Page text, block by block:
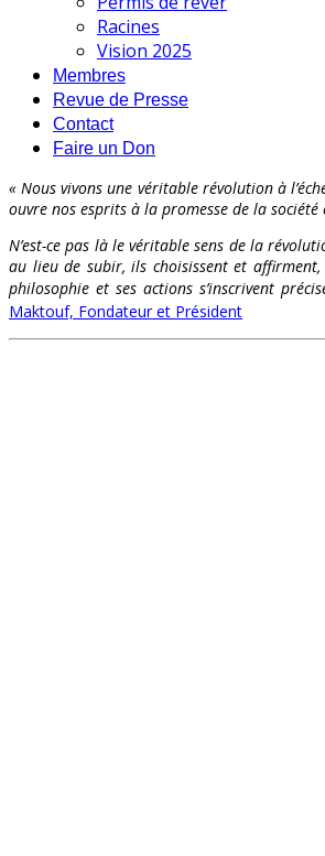
Racines
Vision 2025
Membres
Revue de Presse
Contact
Faire un Don
« Nous vivons une véritable révolution à
ouvre nos esprits à la promesse de la
N’est-ce pas là le véritable sens de la
au lieu de subir, ils choisissent et affirment,
philosophie et ses actions s’inscrivent
Maktouf, Fondateur et Président